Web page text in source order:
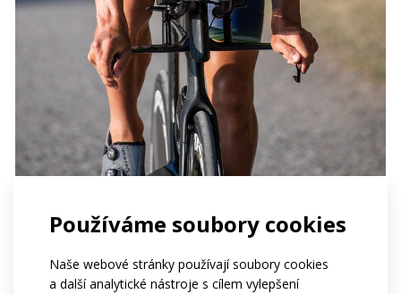
Používáme soubory cookies
Naše webové stránky používají soubory cookies
a další analytické nástroje s cílem vylepšení